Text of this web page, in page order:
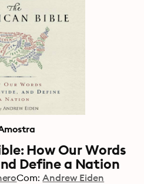
How Our Words
Define a Nation
Com: Andrew Eiden